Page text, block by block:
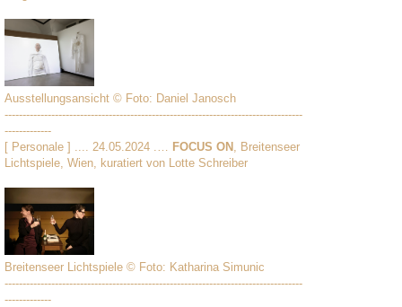
Ausstellungsansicht © Foto: Daniel Janosch
-----------------------------------------------------------------------------------
-------------
[ Personale ] .... 24.05.2024 .…
FOCUS ON
, Breitenseer
Lichtspiele, Wien, kuratiert von Lotte Schreiber
Breitenseer Lichtspiele © Foto: Katharina Simunic
-----------------------------------------------------------------------------------
-------------